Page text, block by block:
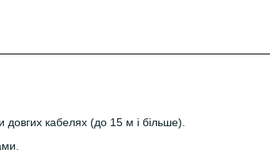
довгих кабелях (до 15 м і більше).